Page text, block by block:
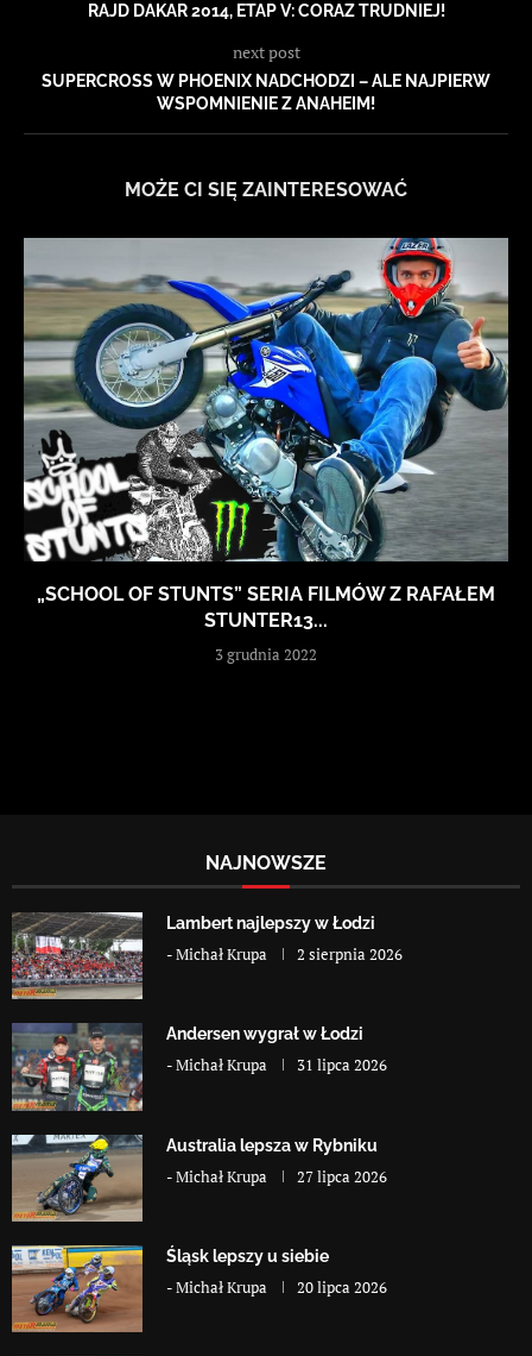
RAJD DAKAR 2014, ETAP V: CORAZ TRUDNIEJ!
next post
SUPERCROSS W PHOENIX NADCHODZI – ALE NAJPIERW
WSPOMNIENIE Z ANAHEIM!
MOŻE CI SIĘ ZAINTERESOWAĆ
„SCHOOL OF STUNTS” SERIA FILMÓW Z RAFAŁEM
STUNTER13...
3 grudnia 2022
NAJNOWSZE
Lambert najlepszy w Łodzi
-Michał Krupa 2 sierpnia 2026
Andersen wygrał w Łodzi
-Michał Krupa 31 lipca 2026
Australia lepsza w Rybniku
-Michał Krupa 27 lipca 2026
Śląsk lepszy u siebie
-Michał Krupa 20 lipca 2026